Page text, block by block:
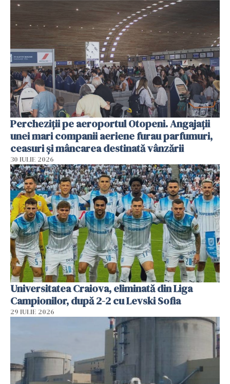
Percheziții pe aeroportul Otopeni. Angajații
unei mari companii aeriene furau parfumuri,
ceasuri și mâncarea destinată vânzării
30 IULIE 2026
Universitatea Craiova, eliminată din Liga
Campionilor, după 2-2 cu Levski Sofia
29 IULIE 2026